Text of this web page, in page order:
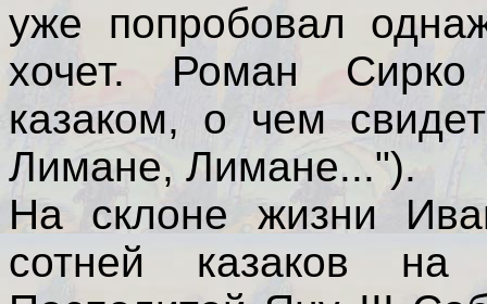
уже попробовал
хочет. Роман
казаком, о чем
Лимане, Лимане...").
На склоне жизни
сотней казаков